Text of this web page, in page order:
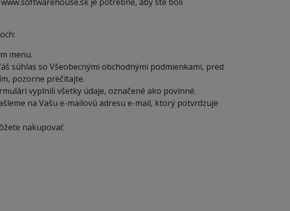
menu.
súhlas so Všeobecnými obchodnými podmienkami, pred
pozorne prečítajte.
vyplnili všetky údaje, označené ako povinné.
leme na Vašu e-mailovú adresu e-mail, ktorý potvrdzuje
nakupovať.